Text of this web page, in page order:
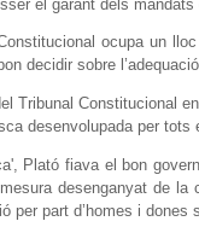
el garant dels mandats
ocupa un
decidir sobre
Tribunal Constitucional
desenvolupada per
Plató fiava el bon
desenganyat de
per part d’homes i dones